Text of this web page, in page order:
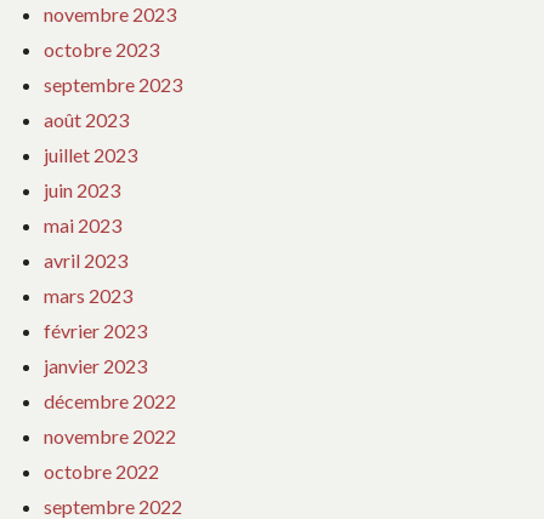
novembre 2023
octobre 2023
septembre 2023
août 2023
juillet 2023
juin 2023
mai 2023
avril 2023
mars 2023
février 2023
janvier 2023
décembre 2022
novembre 2022
octobre 2022
septembre 2022